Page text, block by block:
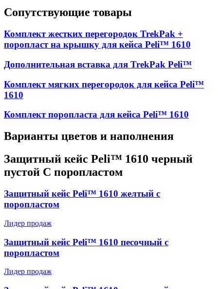
Сопутствующие товары
Комплект жестких перегородок TrekPak +
поропласт на крышку для кейса Peli™ 1610
Дополнительная вставка для TrekPak Peli™
Комплект мягких перегородок для кейса Peli™
1610
Комплект поропласта для кейса Peli™ 1610
Варианты цветов и наполнения
Защитный кейс Peli™ 1610 черный
пустой С поропластом
Защитный кейс Peli™ 1610 желтый с
поропластом
Лидер продаж
Защитный кейс Peli™ 1610 песочный с
поропластом
Лидер продаж